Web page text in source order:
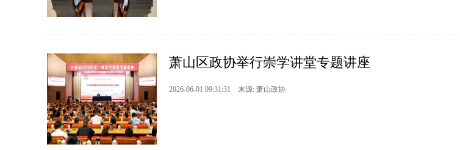
萧山区政协举行崇学讲堂专题讲座
2026-06-01 09:31:31 来源: 萧山政协